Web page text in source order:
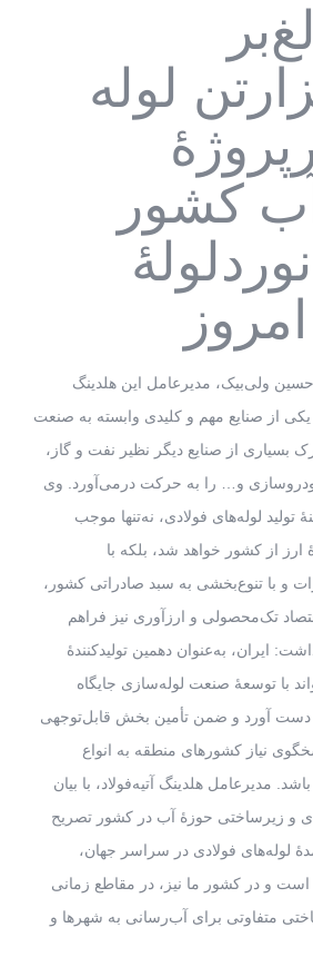
لوله
آب کشور
ولی‌بیک، مدیرعامل این هلدینگ
از صنایع مهم و کلیدی وابسته به صنعت
از صنایع دیگر نظیر نفت و گاز،
و… را به حرکت درمی‌آورد. وی
تولید لوله‌های فولادی، نه‌تنها موجب
ارز از کشور خواهد شد، بلکه با
و با تنوع‌بخشی به سبد صادراتی کشور،
تک‌محصولی و ارزآوری نیز فراهم
ایران، به‌عنوان دهمین تولیدکنندۀ
با توسعۀ صنعت لوله‌سازی جایگاه
دست آورد و ضمن تأمین بخش قابل‌توجهی
نیاز کشورهای منطقه به انواع
مدیرعامل هلدینگ آتیه‌فولاد، با بیان
و زیرساختی حوزۀ آب در کشور تصریح
لوله‌های فولادی در سراسر جهان،
و در کشور ما نیز، در مقاطع زمانی
متفاوتی برای آب‌رسانی به شهرها و